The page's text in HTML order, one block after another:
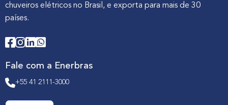
chuveiros elétricos no Brasil, e exporta para mais de 30
países.
Fale com a Enerbras
+55 41 2111-3000